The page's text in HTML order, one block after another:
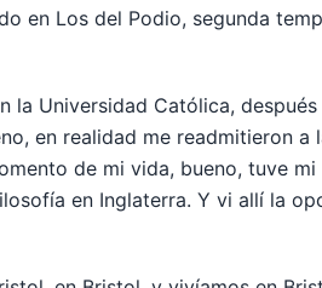
en Los del Podio, segunda
la Universidad Católica,
en realidad me readmitieron a
de mi vida, bueno, tuve
en Inglaterra. Y vi allí la